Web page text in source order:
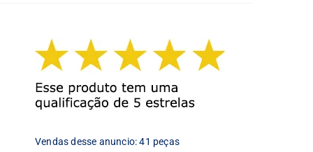
Vendas desse anuncio: 41 peças